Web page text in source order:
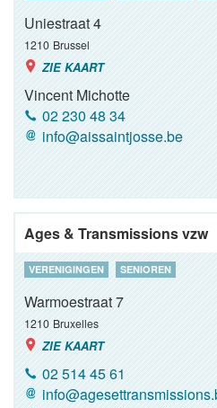
Uniestraat 4
1210 Brussel
ZIE KAART
Vincent Michotte
02 230 48 34
info@aissaintjosse.be
Ages & Transmissions vzw
VERENIGINGEN SENIOREN
Warmoestraat 7
1210 Bruxelles
ZIE KAART
02 514 45 61